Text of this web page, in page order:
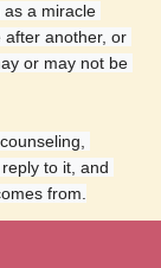
a miracle
after another, or
or may not be
to it, and
from.
we will